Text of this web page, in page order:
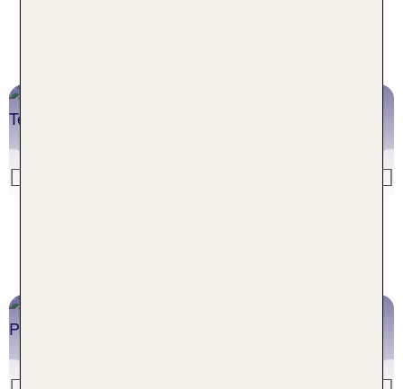
Previous